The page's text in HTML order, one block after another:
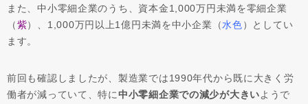
また、中小零細企業のうち、資本金1,000万円未満を零細企業
（紫）、1,000万円以上1億円未満を中小企業（水色）としてい
ます。
前回も確認しましたが、製造業では1990年代から既に大きく労
働者が減っていて、特に中小零細企業での減少が大きいようで